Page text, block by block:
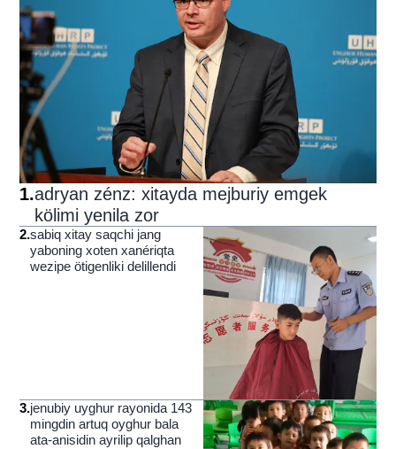
1.adryan zénz: xitayda mejburiy emgek
kölimi yenila zor
2.sabiq xitay saqchi jang
yaboning xoten xanériqta
wezipe ötigenliki delillendi
3.jenubiy uyghur rayonida 143
mingdin artuq oyghur bala
ata-anisidin ayrilip qalghan